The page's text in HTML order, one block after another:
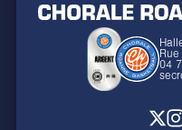
Rue
04